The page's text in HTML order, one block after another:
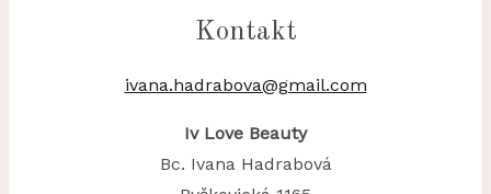
Kontakt
ivana.hadrabova@gmail.com
Iv Love Beauty
Bc. Ivana Hadrabová